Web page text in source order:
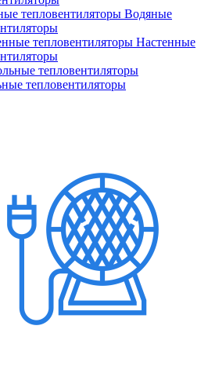
Водяные
Настенные
тепловентиляторы